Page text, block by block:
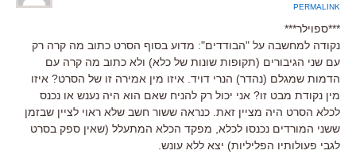
PERMALINK
***ספוילר***
נקודה למחשבה על "הבודדים": מדוע בסוף הסרט כתוב מה קרה רק
עם שני הגיבורים (תקופות שונות של כלא) ולא כתוב מה קרה עם
הדמות שמגלם (נהדר) הנרי דויד. איזו מין אמירה זו של הסרט? איזו
מין נקודת מבט זו? אני יכול רק להניח שאם הוא היה נענש או נכנס
לכלא הסרט היה מציין זאת. כנראה ששור חשב שלא ראוי לציין שבזמן
ששני המורדים נכנסו לכלא, מפקד הכלא המתעלל (שאין ספק בסרט
לגבי פעולותיו הפליליות) יצא ללא עונש.